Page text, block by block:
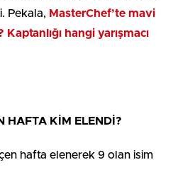
Pekala, MasterChef’te mavi
hangi yarışmacı
HAFTA KİM ELENDİ?
hafta elenerek 9 olan isim